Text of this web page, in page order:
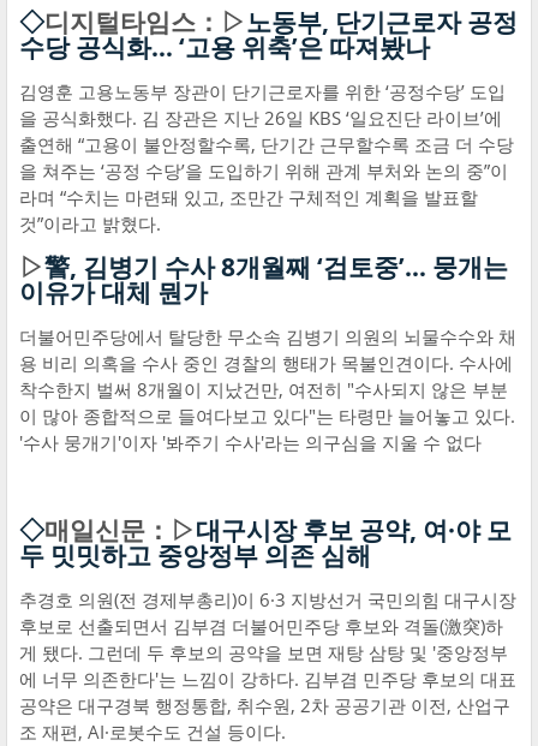
◇디지털타임스：▷노동부, 단기근로자 공정
수당 공식화… ‘고용 위축’은 따져봤나
김영훈 고용노동부 장관이 단기근로자를 위한 ‘공정수당’ 도입
을 공식화했다. 김 장관은 지난 26일 KBS ‘일요진단 라이브’에
출연해 “고용이 불안정할수록, 단기간 근무할수록 조금 더 수당
을 쳐주는 ‘공정 수당’을 도입하기 위해 관계 부처와 논의 중”이
라며 “수치는 마련돼 있고, 조만간 구체적인 계획을 발표할
것”이라고 밝혔다.
▷警, 김병기 수사 8개월째 ‘검토중’… 뭉개는
이유가 대체 뭔가
더불어민주당에서 탈당한 무소속 김병기 의원의 뇌물수수와 채
용 비리 의혹을 수사 중인 경찰의 행태가 목불인견이다. 수사에
착수한지 벌써 8개월이 지났건만, 여전히 "수사되지 않은 부분
이 많아 종합적으로 들여다보고 있다"는 타령만 늘어놓고 있다.
'수사 뭉개기'이자 '봐주기 수사'라는 의구심을 지울 수 없다
◇매일신문：▷대구시장 후보 공약, 여·야 모
두 밋밋하고 중앙정부 의존 심해
추경호 의원(전 경제부총리)이 6·3 지방선거 국민의힘 대구시장
후보로 선출되면서 김부겸 더불어민주당 후보와 격돌(激突)하
게 됐다. 그런데 두 후보의 공약을 보면 재탕 삼탕 및 '중앙정부
에 너무 의존한다'는 느낌이 강하다. 김부겸 민주당 후보의 대표
공약은 대구경북 행정통합, 취수원, 2차 공공기관 이전, 산업구
조 재편, AI·로봇수도 건설 등이다.